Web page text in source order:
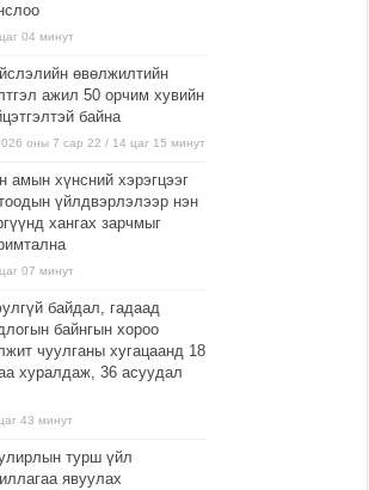
04 минут
өвөлжилтийн
ажил 50 орчим хувийн
байна
оны 7 сар 22 / 14 цаг 15 минут
амын хүнсний хэрэгцээг
үйлдвэрлэлээр нэн
хангах зарчмыг
07 минут
байдал, гадаад
байнгын хороо
чуулганы хугацаанд 18
хуралдаж, 36 асуудал
43 минут
турш үйл
явуулах